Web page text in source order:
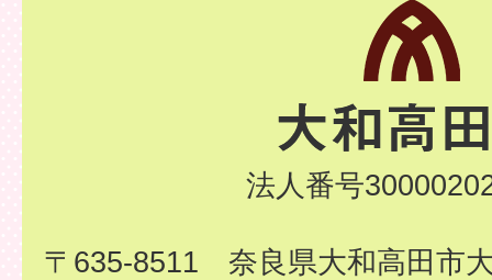
法人番号
〒635-8511 奈良県大和高田市